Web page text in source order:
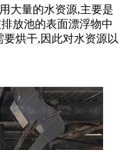
大量的水资源,主要是
放池的表面漂浮物中
烘干,因此对水资源以